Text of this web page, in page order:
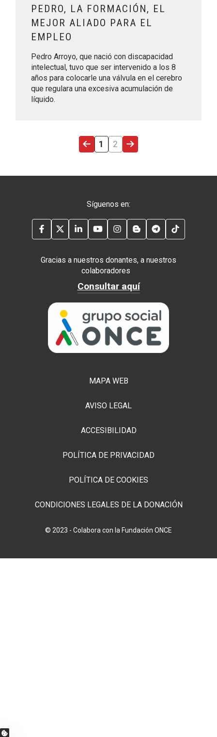
PEDRO, LA FORMACIÓN, EL
MEJOR ALIADO PARA EL
EMPLEO
Pedro Arroyo, que nació con discapacidad
intelectual, tuvo que ser intervenido a los 8
años para colocarle una válvula en el cerebro
que regulara una excesiva acumulación de
líquido.
ÚLTIMA PÁGINA
PÁGINA ACTUAL
1 PÁGINA
2 SIGUIENTE PÁGINA
Síguenos en:
FACEBOOK
TWITTERLINKEDIN
YOUTUBEINSTAGRAM
BLOG TELEGRAM
Gracias a nuestros donantes, a nuestros
colaboradores
Consultar aquí
MAPA WEB
AVISO LEGAL
ACCESIBILIDAD
POLÍTICA DE PRIVACIDAD
POLÍTICA DE COOKIES
CONDICIONES LEGALES DE LA DONACIÓN
© 2023 - Colabora con la Fundación ONCE